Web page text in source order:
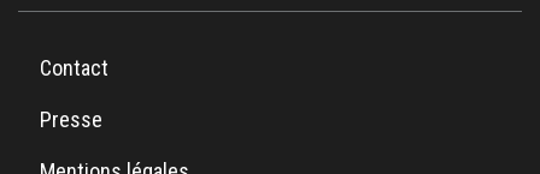
Contact
Presse